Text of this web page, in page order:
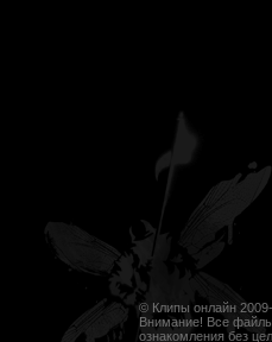
© Клипы онлайн
Внимание! Все файлы
ознакомления без